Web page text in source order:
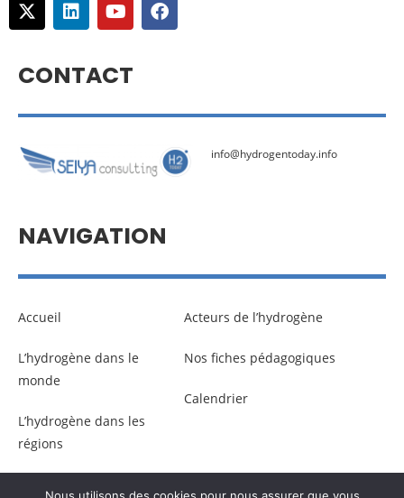
CONTACT
info@hydrogentoday.info
NAVIGATION
Accueil
L’hydrogène dans le
monde
L’hydrogène dans les
régions
Acteurs de l’hydrogène
Nos fiches pédagogiques
Calendrier